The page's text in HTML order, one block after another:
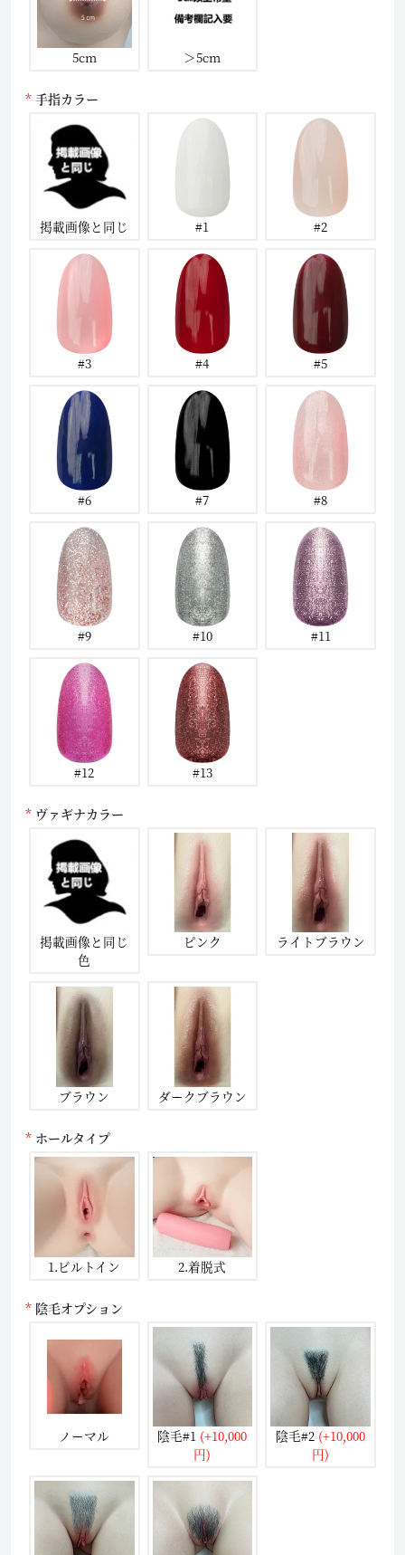
5cm ＞5cm
手指カラー
掲載画像と同じ #1 #2
#3 #4 #5
#6 #7 #8
#9 #10 #11
#12 #13
ヴァギナカラー
掲載画像と同じ
色
ピンク ライトブラウン
ブラウン ダークブラウン
ホールタイプ
1.ビルトイン 2.着脱式
陰毛オプション
ノーマル 陰毛#1 (+10,000
円)
陰毛#2 (+10,000
円)